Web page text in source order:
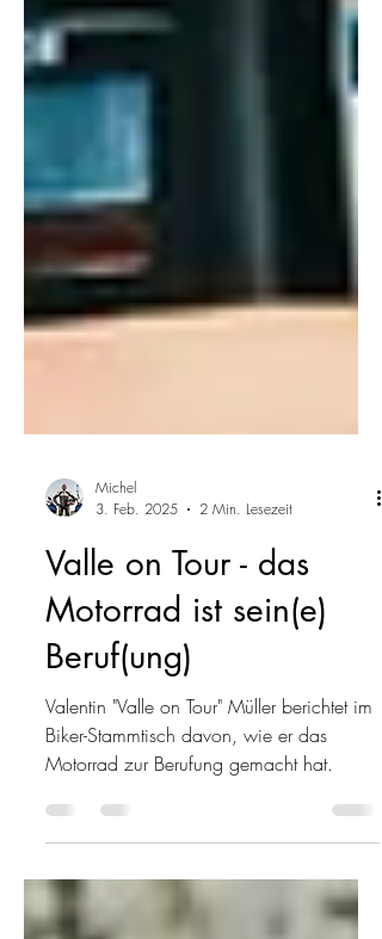
3. Feb. 2025
2 Min. Lesezeit
Valle on Tour - das
Motorrad ist sein(e)
Beruf(ung)
Valentin "Valle on Tour" Müller berichtet im
Biker-Stammtisch davon, wie er das